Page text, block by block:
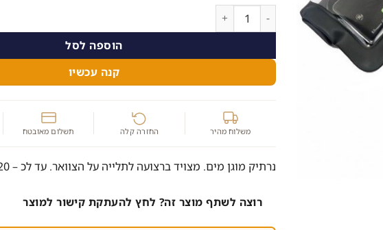
כמות של נרתיק מוגן מים למצלמת פוקט
הוספה לסל
קנה עכשיו
משלוח מהיר החזרה קלה תשלום מאובטח
נרתיק מוגן מים. מצויד ברצועה לתלייה על הצוואר. עד לכ – 20 מטר מתחת למים
רוצה לשתף מוצר זה? לחץ להעתקת קישור למוצר